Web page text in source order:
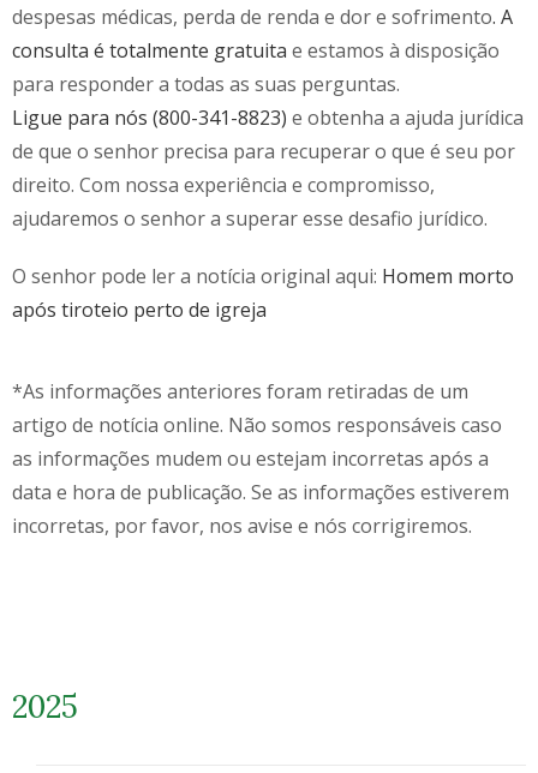
despesas médicas, perda de renda e dor e sofrimento. A
consulta é totalmente gratuita e estamos à disposição
para responder a todas as suas perguntas.
Ligue para nós (800-341-8823) e obtenha a ajuda jurídica
de que o senhor precisa para recuperar o que é seu por
direito. Com nossa experiência e compromisso,
ajudaremos o senhor a superar esse desafio jurídico.
O senhor pode ler a notícia original aqui: Homem morto
após tiroteio perto de igreja
*As informações anteriores foram retiradas de um
artigo de notícia online. Não somos responsáveis caso
as informações mudem ou estejam incorretas após a
data e hora de publicação. Se as informações estiverem
incorretas, por favor, nos avise e nós corrigiremos.
2025